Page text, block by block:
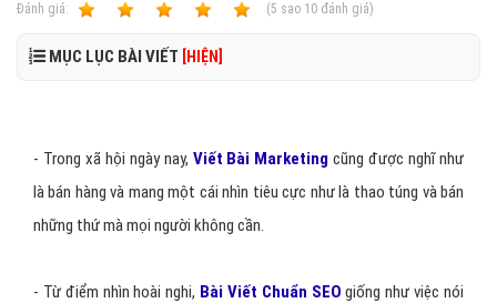
Ðánh giá:
(5 sao 10 đánh giá)
MỤC LỤC BÀI VIẾT [HIỆN]
- Trong xã hội ngày nay, Viết Bài Marketing cũng được nghĩ như
là bán hàng và mang một cái nhìn tiêu cực như là thao túng và bán
những thứ mà mọi người không cần.
- Từ điểm nhìn hoài nghi, Bài Viết Chuẩn SEO giống như việc nói